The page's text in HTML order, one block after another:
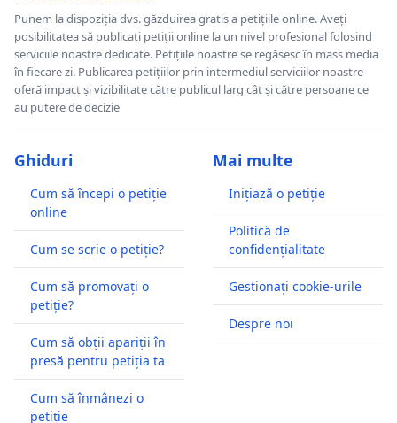
Punem la dispoziția dvs. găzduirea gratis a petițiile online. Aveți
posibilitatea să publicați petiții online la un nivel profesional folosind
serviciile noastre dedicate. Petițiile noastre se regăsesc în mass media
în fiecare zi. Publicarea petițiilor prin intermediul serviciilor noastre
oferă impact și vizibilitate către publicul larg cât și către persoane ce
au putere de decizie
Ghiduri
Cum să începi o petiție
online
Cum se scrie o petiție?
Cum să promovați o
petiție?
Cum să obții apariții în
presă pentru petiția ta
Cum să înmânezi o
petiție
Mai multe
Inițiază o petiție
Politică de
confidențialitate
Gestionați cookie-urile
Despre noi